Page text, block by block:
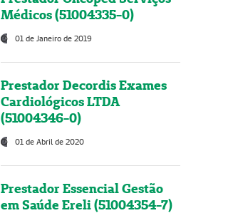
Médicos (51004335-0)
01 de Janeiro de 2019
Prestador Decordis Exames
Cardiológicos LTDA
(51004346-0)
01 de Abril de 2020
Prestador Essencial Gestão
em Saúde Ereli (51004354-7)